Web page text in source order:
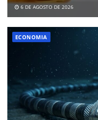
6 DE AGOSTO DE 2026
ECONOMIA